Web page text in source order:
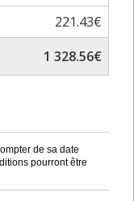
221.43€
1 328.56€
de sa date
pourront être